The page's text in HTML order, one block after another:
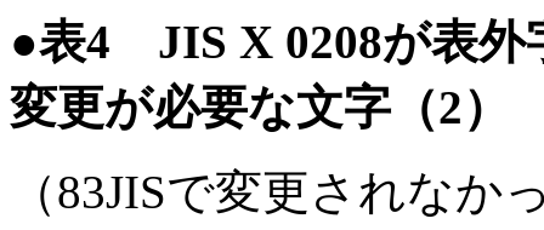
●表4 JIS X 0208が表外
変更が必要な文字（2）
（83JISで変更されな